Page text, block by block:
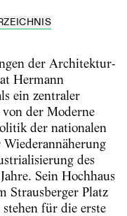
der Architektur-
Hermann
ein zentraler
der Moderne
der nationalen
des
Sein Hochhaus
Strausberger Platz
für die erste